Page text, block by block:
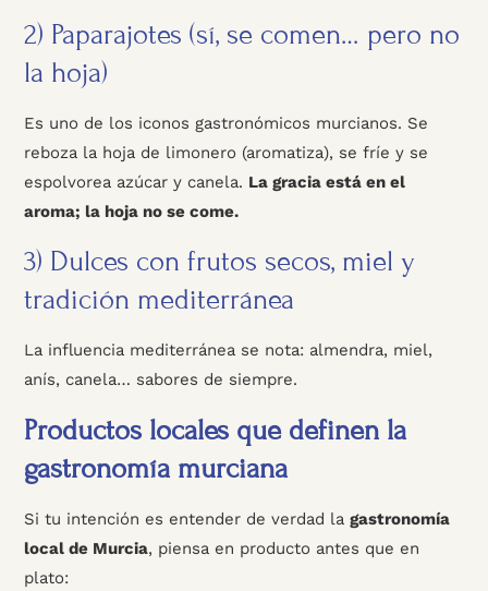
2) Paparajotes (sí, se comen… pero no
la hoja)
Es uno de los iconos gastronómicos murcianos. Se
reboza la hoja de limonero (aromatiza), se fríe y se
espolvorea azúcar y canela. La gracia está en el
aroma; la hoja no se come.
3) Dulces con frutos secos, miel y
tradición mediterránea
La influencia mediterránea se nota: almendra, miel,
anís, canela… sabores de siempre.
Productos locales que definen la
gastronomía murciana
Si tu intención es entender de verdad la gastronomía
local de Murcia, piensa en producto antes que en
plato: